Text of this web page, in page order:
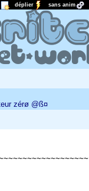
déplier sans anim
zérø @ß¤